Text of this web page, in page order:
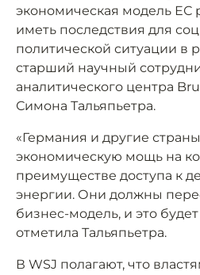
экономическая модель ЕС
иметь последствия для
политической ситуации в
старший научный
аналитического центра
Симона Тальяпьетра.
«Германия и другие
экономическую мощь на
преимуществе доступа к
энергии. Они должны
бизнес-модель, и это
отметила Тальяпьетра.
В WSJ полагают, что